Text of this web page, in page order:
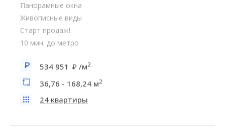
Панорамные окна
Живописные виды
Старт продаж!
10 мин. до метро
534 951 /м2
36,76 - 168,24 м2
24 квартиры